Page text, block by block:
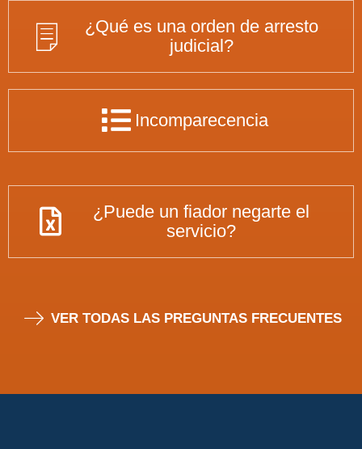
¿Qué es una orden de arresto
judicial?
Incomparecencia
¿Puede un fiador negarte el
servicio?
VER TODAS LAS PREGUNTAS FRECUENTES